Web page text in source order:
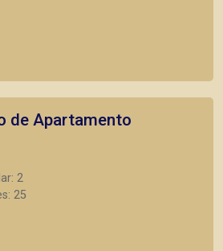
de Apartamento
2
25